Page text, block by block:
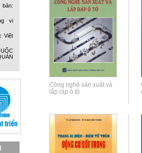
bản:
vi
Việt
Công nghệ sản xuất và
lắp ráp ô tô